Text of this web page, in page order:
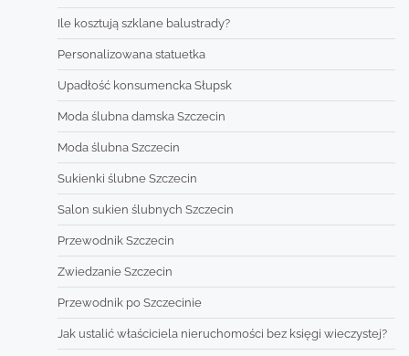
Ile kosztują szklane balustrady?
Personalizowana statuetka
Upadłość konsumencka Słupsk
Moda ślubna damska Szczecin
Moda ślubna Szczecin
Sukienki ślubne Szczecin
Salon sukien ślubnych Szczecin
Przewodnik Szczecin
Zwiedzanie Szczecin
Przewodnik po Szczecinie
Jak ustalić właściciela nieruchomości bez księgi wieczystej?